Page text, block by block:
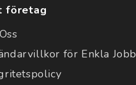
företag
för Enkla Jobb